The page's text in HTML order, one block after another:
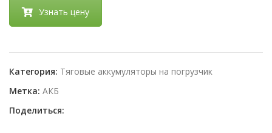
Узнать цену
Категория: Тяговые аккумуляторы на погрузчик
Метка: АКБ
Поделиться: